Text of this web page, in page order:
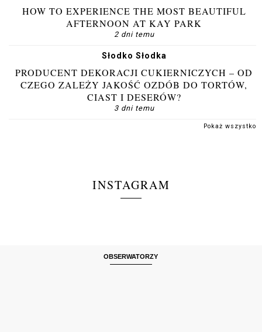
HOW TO EXPERIENCE THE MOST BEAUTIFUL
AFTERNOON AT KAY PARK
2 dni temu
Słodko Słodka
PRODUCENT DEKORACJI CUKIERNICZYCH – OD
CZEGO ZALEŻY JAKOŚĆ OZDÓB DO TORTÓW,
CIAST I DESERÓW?
3 dni temu
Pokaż wszystko
INSTAGRAM
OBSERWATORZY